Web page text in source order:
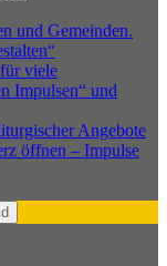
und Gemeinden.
viele
Impulsen“ und
Angebote
öffnen – Impulse